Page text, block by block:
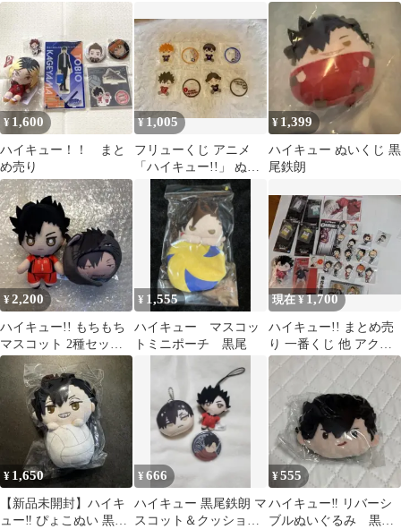
るみ 黒尾鉄朗
ット
¥ 1,600
ハイキュー！！ まと
め売り
¥1,005
フリューくじ アニメ
「ハイキュー!!」 ぬい
もっち G賞 4種セット
¥ 1,399
ハイキュー ぬいくじ 黒
尾鉄朗
¥2,200
ハイキュー!! もちもち
マスコット 2種セット
黒尾鉄朗
¥ 1,555
ハイキュー マスコッ
トミニポーチ 黒尾
現在 ¥1,700
ハイキュー!! まとめ売
り 一番くじ 他 アクリ
ルスタンド バッジ ぬ
いぐるみ
¥ 1,650
【新品未開封】ハイキ
ュー‼︎ ぴょこぬい 黒尾
¥666
ハイキュー 黒尾鉄朗 マ
スコット＆クッション
¥555
ハイキュー‼︎ リバーシ
ブルぬいぐるみ 黒尾